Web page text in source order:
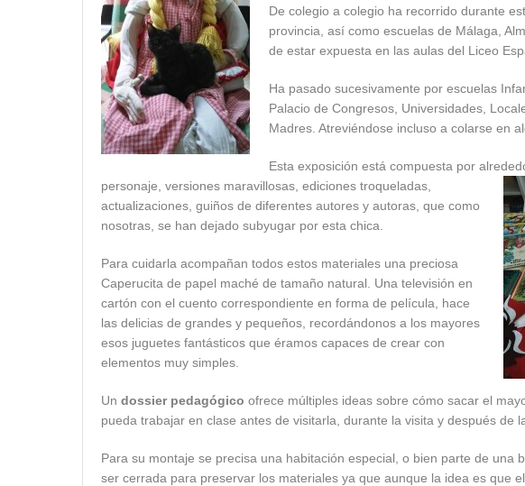
De colegio a colegio ha recorrido durante
provincia, así como escuelas de Málaga,
de estar expuesta en las aulas del Liceo
Ha pasado sucesivamente por escuelas
Palacio de Congresos, Universidades,
Madres. Atreviéndose incluso a colarse en
Esta exposición está compuesta por
personaje, versiones maravillosas, ediciones troqueladas,
actualizaciones, guiños de diferentes autores y autoras, que como
nosotras, se han dejado subyugar por esta chica.
Para cuidarla acompañan todos estos materiales una preciosa
Caperucita de papel maché de tamaño natural. Una televisión en
cartón con el cuento correspondiente en forma de película, hace
las delicias de grandes y pequeños, recordándonos a los mayores
esos juguetes fantásticos que éramos capaces de crear con
elementos muy simples.
Un dossier pedagógico ofrece múltiples ideas sobre cómo sacar el
pueda trabajar en clase antes de visitarla, durante la visita y después de
Para su montaje se precisa una habitación especial, o bien parte de una
ser cerrada para preservar los materiales ya que aunque la idea es que